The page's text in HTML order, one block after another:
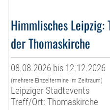
Himmlisches
der Thomaskirche
08.08.2026 bis 12.12.2026
(mehrere Einzeltermine im Zeitraum)
Leipziger Stadtevents
Treff/Ort: Thomaskirche